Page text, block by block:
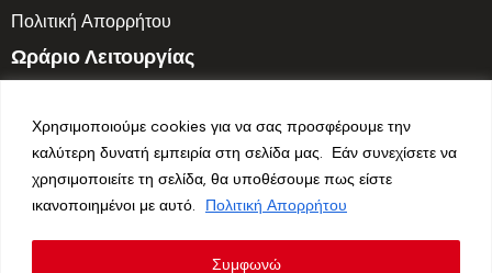
Χρησιμοποιούμε cookies για να σας προσφέρουμε την
καλύτερη δυνατή εμπειρία στη σελίδα μας. Εάν συνεχίσετε να
χρησιμοποιείτε τη σελίδα, θα υποθέσουμε πως είστε
ικανοποιημένοι με αυτό.
Πολιτική Απορρήτου
Συμφωνώ
Πολιτική Απορρήτου
Ωράριο Λειτουργίας
Σαββατοκύριακο: Κλειστά
Follow us